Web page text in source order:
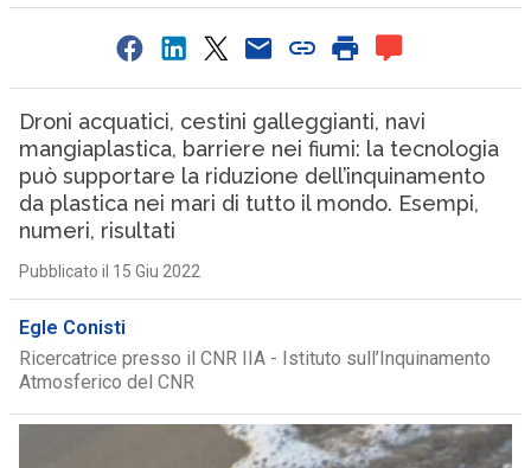
Droni acquatici, cestini galleggianti, navi
mangiaplastica, barriere nei fiumi: la tecnologia
può supportare la riduzione dell’inquinamento
da plastica nei mari di tutto il mondo. Esempi,
numeri, risultati
Pubblicato il 15 Giu 2022
Egle Conisti
Ricercatrice presso il CNR IIA - Istituto sull’Inquinamento
Atmosferico del CNR